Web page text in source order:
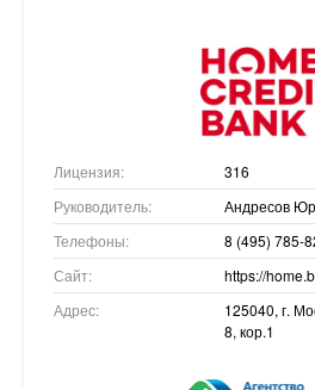
Лицензия:
316
Руководитель:
Андресов
Телефоны:
8 (495) 785-
Сайт:
https://
Адрес:
125040, г.
8, кор.1